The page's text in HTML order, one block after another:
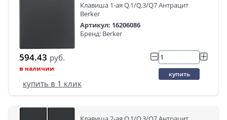
Клавиша 1-ая Q.1/Q.3/Q7 Антрацит
Berker
Артикул: 16206086
Бренд: Berker
594.43 руб.
в наличии
купить
купить в 1 клик